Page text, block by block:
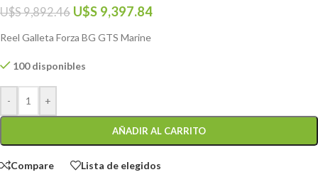
U$S9,892.46 U$S 9,397.84
Reel Galleta Forza BG GTS Marine
100 disponibles
- +
AÑADIR AL CARRITO
Compare Lista de elegidos